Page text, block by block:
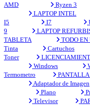
AMD
Ryzen 3
LAPTOP INTEL
I5
I7
9
LAPTOP
TABLETA
TODO EN
Tinta
Cartuchos
Toner
Windows
Termometro
Adaptador de Imagen
Plano
Televisor